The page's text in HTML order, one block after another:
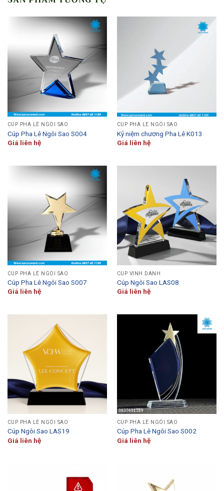
CÚP PHA LÊ NGÔI SAO
Cúp Pha Lê Ngôi Sao S004
Giá liên hệ
CÚP PHA LÊ NGÔI SAO
Kỷ niệm chương Pha Lê K013
Giá liên hệ
CÚP PHA LÊ NGÔI SAO
Cúp Pha Lê Ngôi Sao S007
Giá liên hệ
CÚP VINH DANH
Cúp Ngôi Sao LAS08
Giá liên hệ
CÚP PHA LÊ NGÔI SAO
Cúp Ngôi Sao LAS19
Giá liên hệ
CÚP PHA LÊ NGÔI SAO
Cúp Pha Lê Ngôi Sao S002
Giá liên hệ